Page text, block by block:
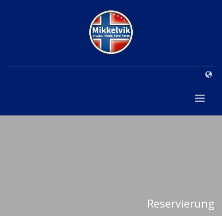
Reservierung